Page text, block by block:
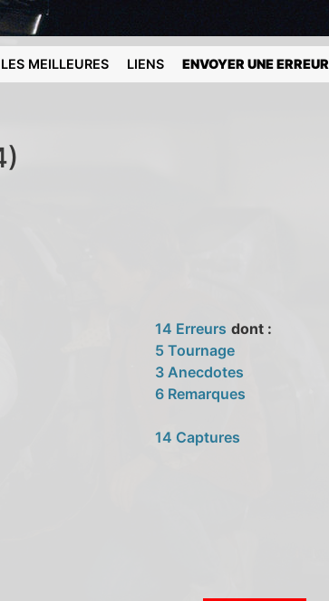
LES MEILLEURES LIENS ENVOYER UNE ERREUR
14 Erreurs dont :
5 Tournage
3 Anecdotes
6 Remarques
14 Captures